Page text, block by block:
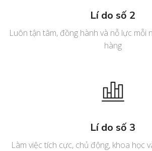
Lí do số 2
Luôn tận tâm, đồng hành và nỗ lực mỗi
hàng
Lí do số 3
Làm việc tích cực, chủ động, khoa học